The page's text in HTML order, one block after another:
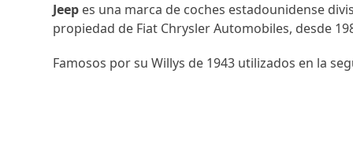
Jeep es una marca de coches estadounidense
propiedad de Fiat Chrysler Automobiles, desde
Famosos por su Willys de 1943 utilizados en la